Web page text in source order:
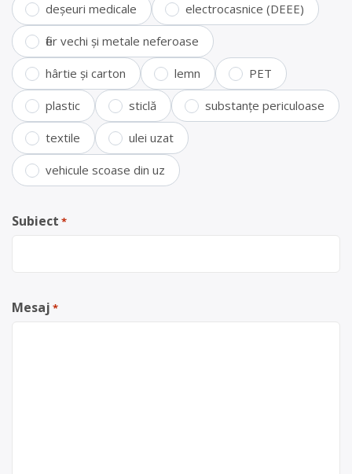
deșeuri medicale electrocasnice (DEEE)
fier vechi și metale neferoase
hârtie și carton lemn PET
plastic sticlă substanțe periculoase
textile ulei uzat
vehicule scoase din uz
Subiect *
Mesaj *